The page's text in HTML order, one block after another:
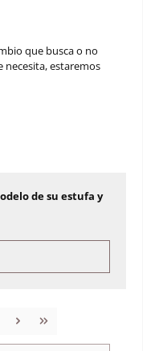
que busca o no
necesita, estaremos
de su estufa y